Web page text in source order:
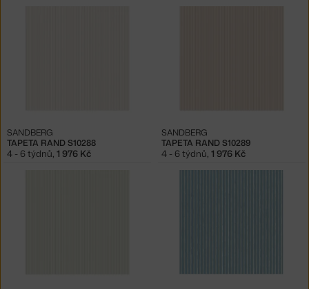
TAPETA RAND S10288
SANDBERG
4 - 6 týdnů, 1 976 Kč
TAPETA RAND S10289
SANDBERG
4 - 6 týdnů, 1 976 Kč